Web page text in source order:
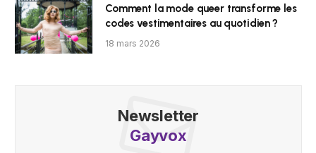
Comment la mode queer transforme les
codes vestimentaires au quotidien ?
18 mars 2026
Newsletter
Gayvox